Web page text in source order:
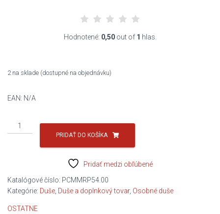
Hodnotené: 0,50out of 1 hlas.
2 na sklade (dostupné na objednávku)
EAN: N/A
množstvo
duša
,
6,70-
/1340/
PRIDAŤ DO KOŠÍKA
Pridať medzi obľúbené
Katalógové číslo: PCMMRP54.00
Kategórie: Duše Duše a doplnkový tovar, Osobné duše
OSTATNE